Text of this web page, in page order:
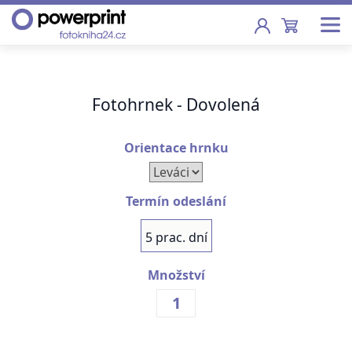
Pevná vazba, sešity, poukazy
Nástěnné, stolní i roční
Tisk fotografií od 2,90 Kč
Fotohrnek - Dovolená
Orientace hrnku
Termín odeslání
5 prac. dní
Množství